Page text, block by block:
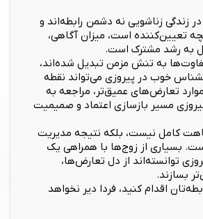
زندگی زناشویی نه دشمن رابطه‌اند و
تعیین‌کننده است، میزان آگاهی،
به رشد مشترک است.
به تنش مزمن تبدیل شده‌اند،
خوب در پیروزی می‌تواند نقطه
تعارض‌های عمیق‌تر، مراجعه به
مسیر بازسازی اعتماد و صمیمیت
کامل نیست، بلکه نتیجه مدیریت
بسیاری از زوج‌ها با همراهی یک
توانسته‌اند از دل تعارض‌ها،
بسازند.
اقدام کنید، فردا دیر نخواهد